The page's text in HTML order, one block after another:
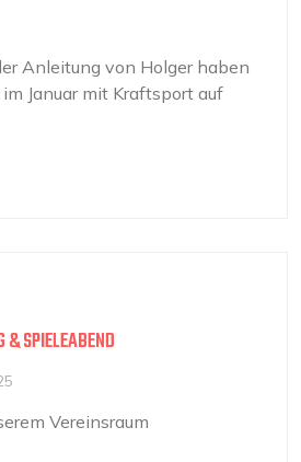
Anleitung von Holger haben
Januar mit Kraftsport auf
SPIELEABEND
Vereinsraum